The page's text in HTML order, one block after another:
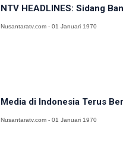
NTV HEADLINES: Sidang
Nusantaratv.com - 01 Januari 1970
Media di Indonesia Terus
Nusantaratv.com - 01 Januari 1970